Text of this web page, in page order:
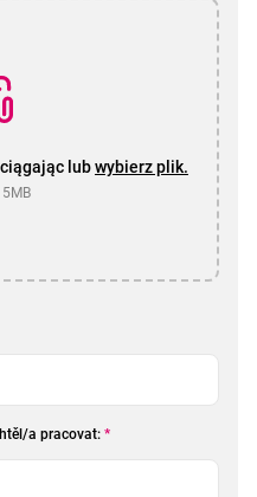
lubwybierz plik.
a pracovat: *